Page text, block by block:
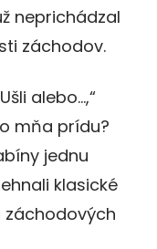
neprichádzal
záchodov.
alebo…,“
mňa prídu?
jednu
klasické
záchodových